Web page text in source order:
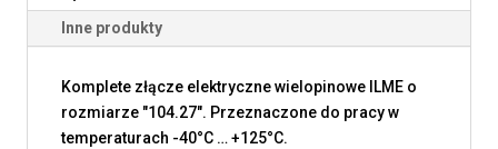
Inne produkty
Komplete złącze elektryczne wielopinowe ILME o
rozmiarze "104.27". Przeznaczone do pracy w
temperaturach -40°C … +125°C.